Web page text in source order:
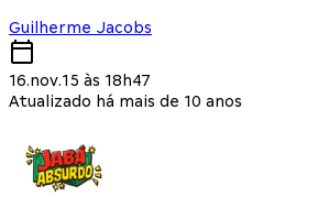
Guilherme Jacobs
16.nov.15 às 18h47
Atualizado há mais de 10 anos